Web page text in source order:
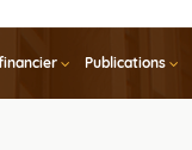
Publications